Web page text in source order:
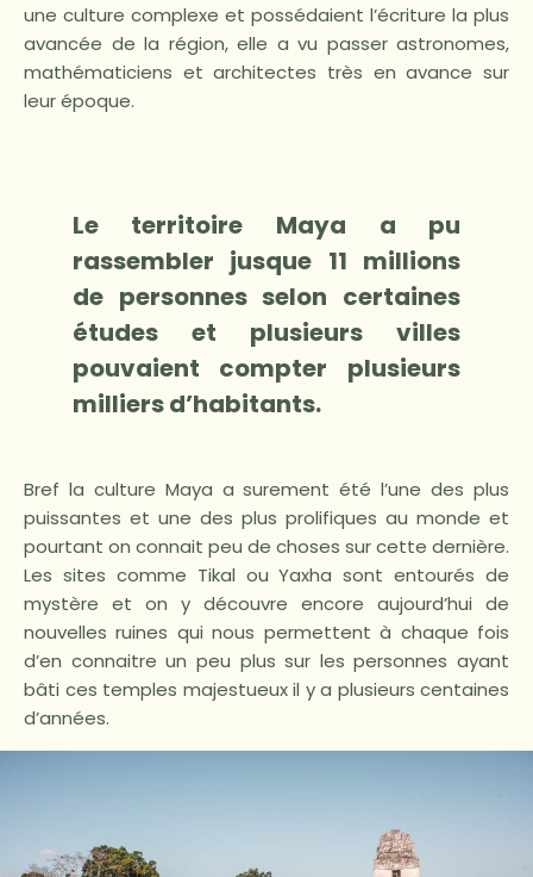
une culture complexe et possédaient l’écriture la plus
avancée de la région, elle a vu passer astronomes,
mathématiciens et architectes très en avance sur
leur époque.
Le territoire Maya a pu
rassembler jusque 11 millions
de personnes selon certaines
études et plusieurs villes
pouvaient compter plusieurs
milliers d’habitants.
Bref la culture Maya a surement été l’une des plus
puissantes et une des plus prolifiques au monde et
pourtant on connait peu de choses sur cette dernière.
Les sites comme Tikal ou Yaxha sont entourés de
mystère et on y découvre encore aujourd’hui de
nouvelles ruines qui nous permettent à chaque fois
d’en connaitre un peu plus sur les personnes ayant
bâti ces temples majestueux il y a plusieurs centaines
d’années.